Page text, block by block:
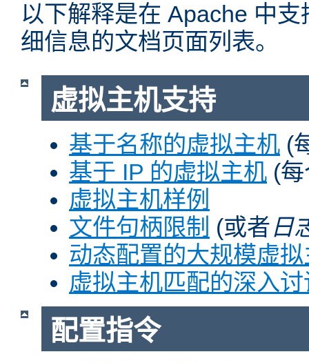
以下解释是在 Apache 中
细信息的文档页面列表。
虚拟主机支持
基于名称的虚拟主机 (
基于 IP 的虚拟主机 (
虚拟主机样例
文件句柄限制 (或者日
动态配置的大规模虚
虚拟主机匹配的深入讨
配置指令